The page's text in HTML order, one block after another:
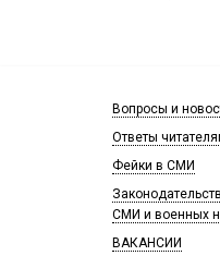
Вопросы и
Ответы
Фейки в СМИ
СМИ и военных
ВАКАНСИИ